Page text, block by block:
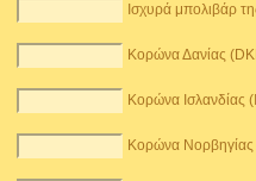
Ισχυρά μπολιβάρ
Κορώνα Δανίας
Κορώνα Ισλανδίας
Κορώνα